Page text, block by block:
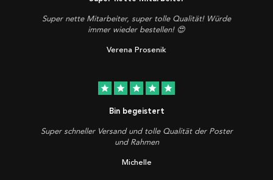
Super nette Mitarbeiter, super tolle Qualität! Würde
immer wieder bestellen! 😍
Verena Prosenik
star star star star star
Bin begeistert
Super schneller Versand und tolle Qualität der Poster
und Rahmen
Michelle